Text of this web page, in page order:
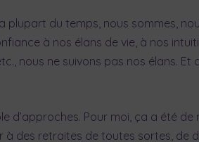
plupart du temps, nous sommes,
à nos élans de vie, à nos
nous ne suivons pas nos élans. Et
d’approches. Pour moi, ça a été de
à des retraites de toutes sortes, de